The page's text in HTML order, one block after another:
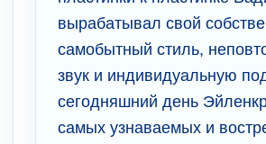
вырабатывал свой
самобытный стиль,
звук и индивидуальную
сегодняшний день
самых узнаваемых и